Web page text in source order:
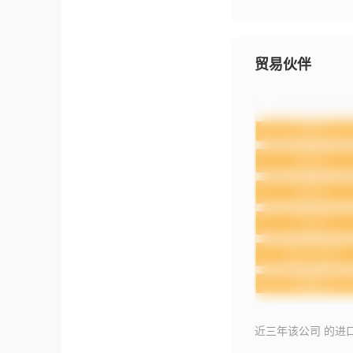
贸易伙伴
近三年该公司 的进